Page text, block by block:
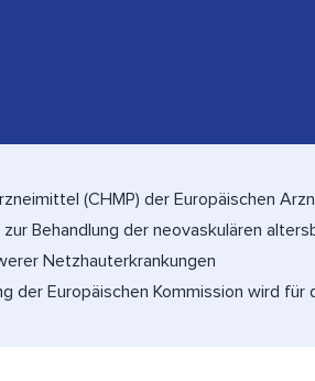
(CHMP) der Europäischen
Behandlung der neovaskulären
Netzhauterkrankungen
der Europäischen Kommission wird